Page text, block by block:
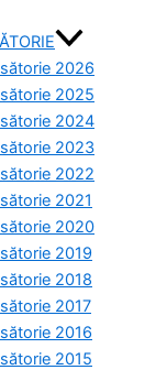
2026
2025
2024
2023
2022
2021
2020
2019
2018
2017
2016
2015